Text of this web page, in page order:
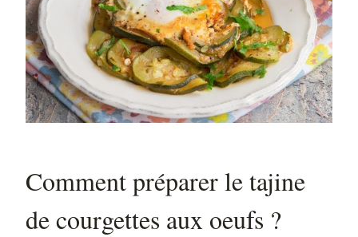
Comment préparer le tajine
de courgettes aux oeufs ?